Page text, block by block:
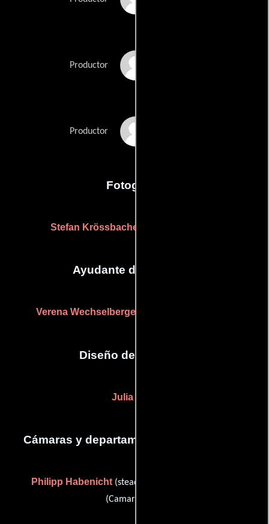
Productor
Productor
Fotografia
Stefan Krössbacher
Ayudante de dirección
Verena Wechselberger
Diseño de vestuario
Julia Klug
Cámaras y departamento de electricidad
Philipp Habenicht(steadicam) y
(Camarógrafo)